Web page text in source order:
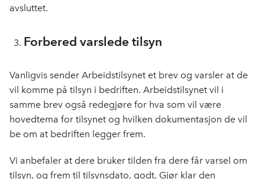
avsluttet.
Forbered varslede tilsyn
Vanligvis sender Arbeidstilsynet et brev og varsler at de
vil komme på tilsyn i bedriften. Arbeidstilsynet vil i
samme brev også redegjøre for hva som vil være
hovedtema for tilsynet og hvilken dokumentasjon de vil
be om at bedriften legger frem.
Vi anbefaler at dere bruker tilden fra dere får varsel om
tilsyn, og frem til tilsynsdato, godt. Gjør klar den